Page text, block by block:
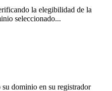
la elegibilidad de la
seleccionado...
su dominio en su registrador